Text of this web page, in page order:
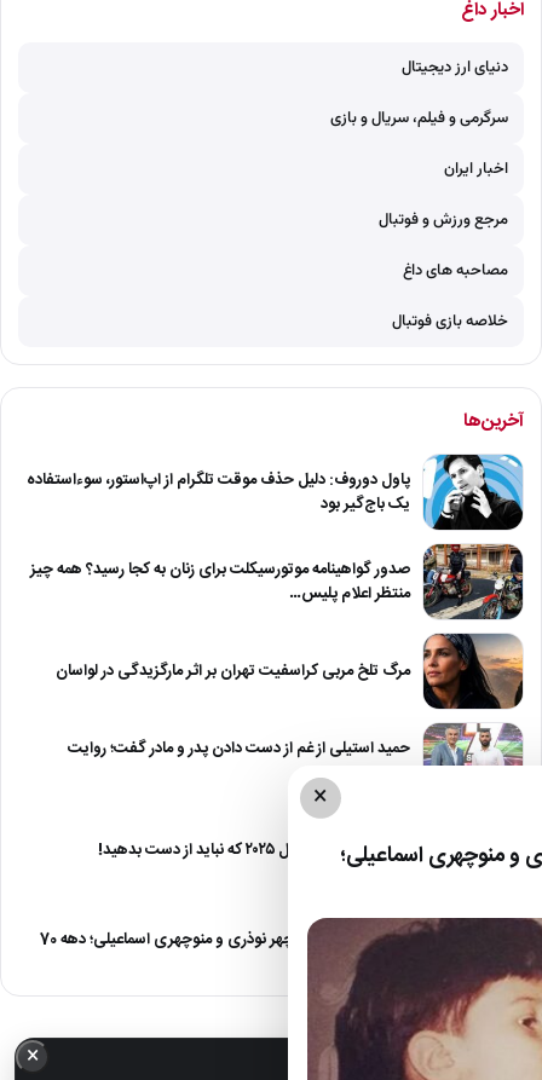
اخبار داغ
دنیای ارز دیجیتال
سرگرمی و فیلم، سریال و بازی
اخبار ایران
مرجع ورزش و فوتبال
مصاحبه های داغ
خلاصه بازی فوتبال
آخرین‌ها
پاول دوروف: دلیل حذف موقت تلگرام از اپ‌استور، سوءاستفاده
یک باج‌گیر بود
صدور گواهینامه موتورسیکلت برای زنان به کجا رسید؟ همه چیز
منتظر اعلام پلیس…
مرگ تلخ مربی کراسفیت تهران بر اثر مارگزیدگی در لواسان
حمید استیلی از غم از دست دادن پدر و مادر گفت؛ روایت
معرفی ۶ مینی سریال ۲۰۲۵ که نباید از دست بدهید!
صمیمت دیدنی منوچهر نوذری و منوچهری اسماعیلی؛ دهه 70
×
منوچهری اسماعیلی؛
× خبر مهم